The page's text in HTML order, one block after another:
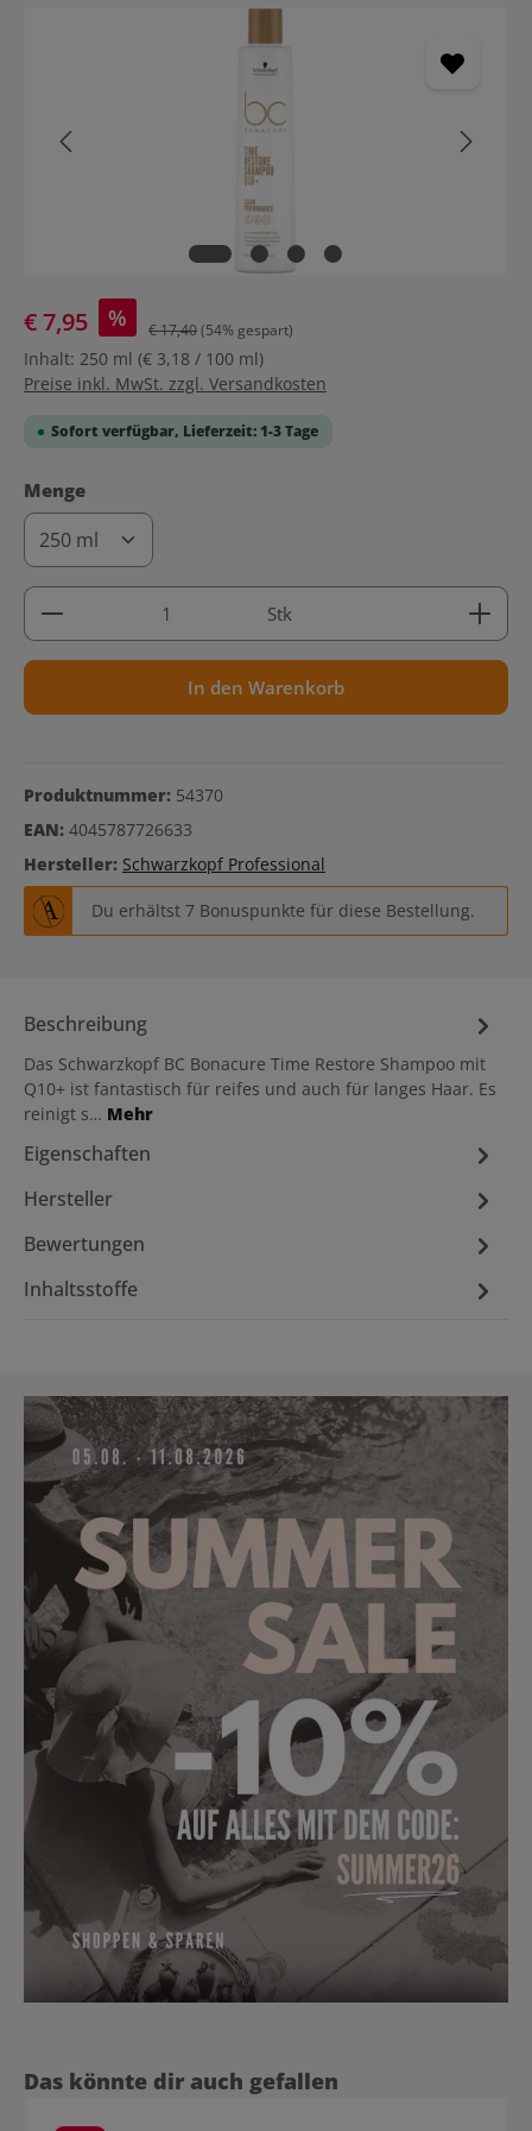
€ 7,95 % € 17,40(54% gespart)
Inhalt: 250 ml (€ 3,18 / 100 ml)
Preise inkl. MwSt. zzgl. Versandkosten
Sofort verfügbar, Lieferzeit: 1-3 Tage
Mengeauswählen
Produkt Anzahl: Gib den gewünschten Wert ein
Stk
In den Warenkorb
Produktnummer: 54370
EAN: 4045787726633
Hersteller: Schwarzkopf Professional
Du erhältst 7 Bonuspunkte für diese Bestellung.
Beschreibung
Das Schwarzkopf BC Bonacure Time Restore Shampoo mit
Q10+ ist fantastisch für reifes und auch für langes Haar. Es
reinigt s… Mehr
Eigenschaften
Hersteller
Bewertungen
Inhaltsstoffe
Produktgalerie überspringen
Das könnte dir auch gefallen